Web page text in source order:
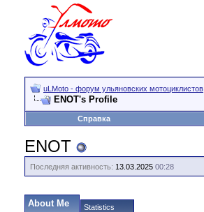
uLMoto - форум ульяновских мотоциклистов
ENOT's Profile
Справка
ENOT
Последняя активность: 13.03.2025 00:28
About Me Statistics